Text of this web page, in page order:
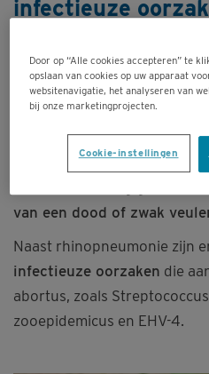
infectieuze
herpesvirus (EHV-1), is één
infectieuze oorzaken van
virus kan zich via de
verschillende organen.
baarmoedervan een
van een dood of zwak
Naast rhinopneumonie zijn
infectieuze oorzaken die
abortus, zoals
zooepidemicus en EHV-4.
Door op “Alle cookies accepteren” te
opslaan van cookies op uw apparaat
websitenavigatie, het analyseren van
bij onze marketingprojecten.
Cookie-instellingen